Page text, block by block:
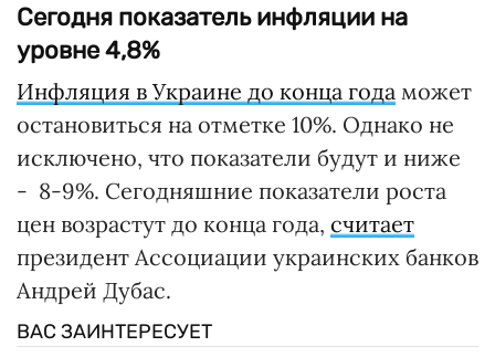
Сегодня показатель инфляции на
уровне 4,8%
Инфляция в Украине до конца года может
остановиться на отметке 10%. Однако не
исключено, что показатели будут и ниже
- 8-9%. Сегодняшние показатели роста
цен возрастут до конца года, считает
президент Ассоциации украинских банков
Андрей Дубас.
ВАС ЗАИНТЕРЕСУЕТ